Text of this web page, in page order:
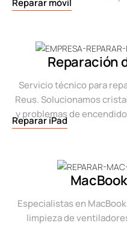
Reparar móvil
Reparación
Servicio técnico para
Reus. Solucionamos
y problemas de
Reparar iPad
Especialistas en
limpieza de